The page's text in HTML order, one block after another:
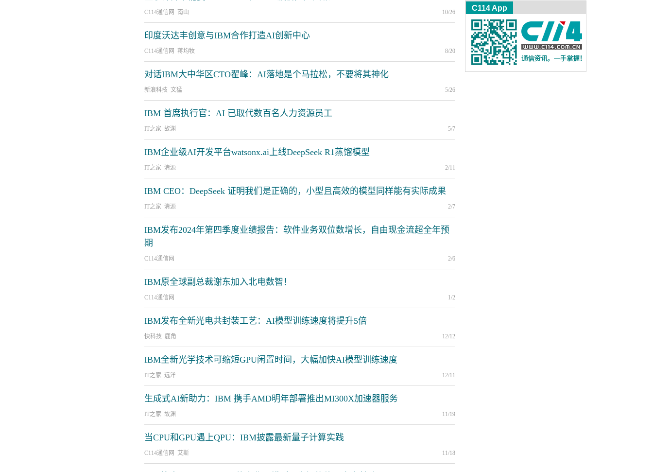
C114通信网 南山 10/26
印度沃达丰创意与IBM合作打造AI创新中心
C114通信网 蒋均牧 8/20
对话IBM大中华区CTO翟峰：AI落地是个马拉松，不要将其神化
新浪科技 文猛 5/26
IBM 首席执行官：AI 已取代数百名人力资源员工
IT之家 故渊 5/7
IBM企业级AI开发平台watsonx.ai上线DeepSeek R1蒸馏模型
IT之家 清源 2/11
IBM CEO：DeepSeek 证明我们是正确的，小型且高效的模型同样能有实际成果
IT之家 清源 2/7
IBM发布2024年第四季度业绩报告：软件业务双位数增长，自由现金流超全年预
期
C114通信网 2/6
IBM原全球副总裁谢东加入北电数智！
C114通信网 1/2
IBM发布全新光电共封装工艺：AI模型训练速度将提升5倍
快科技 鹿角 12/12
IBM全新光学技术可缩短GPU闲置时间，大幅加快AI模型训练速度
IT之家 远洋 12/11
生成式AI新助力：IBM 携手AMD明年部署推出MI300X加速器服务
IT之家 故渊 11/19
当CPU和GPU遇上QPU：IBM披露最新量子计算实践
C114通信网 艾斯 11/18
C114 App